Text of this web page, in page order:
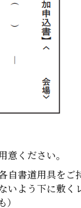
意ください。
自書道用具をご
いよう下に敷く
）